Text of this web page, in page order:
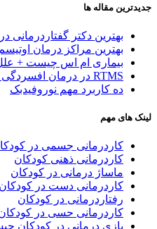
جدیدترین مقاله ها
بهترین دکتر گفتاردرمانی در
بهترین مراکز درمان اوتیسم در تهران + 6
بیماری ام اس چیست +
RTMS در درمان افسردگی | 6 فایده کلیدی و روش های موثر
ده کاربرد مهم نوروفیدبک
لینک های مهم
کاردرمانی جسمی در
کاردرمانی ذهنی کودکان
ماساژ درمانی در کودکان
کاردرمانی دست در کودکان
رفتاردرمانی در کودکان
کاردرمانی حسی در
بازی درمانی در کودکان